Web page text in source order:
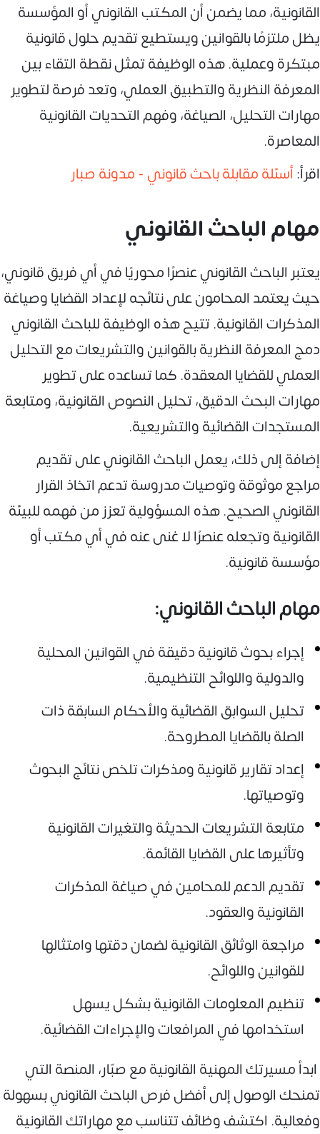
القانونية، مما يضمن أن المكتب القانوني أو المؤسسة
يظل ملتزمًا بالقوانين ويستطيع تقديم حلول قانونية
مبتكرة وعملية. هذه الوظيفة تمثل نقطة التقاء بين
المعرفة النظرية والتطبيق العملي، وتعد فرصة لتطوير
مهارات التحليل، الصياغة، وفهم التحديات القانونية
المعاصرة.
اقرأ:أسئلة مقابلة باحث قانوني - مدونة صبار
مهام الباحث القانوني
يعتبر الباحث القانوني عنصرًا محوريًا في أي فريق قانوني،
حيث يعتمد المحامون على نتائجه لإعداد القضايا وصياغة
المذكرات القانونية. تتيح هذه الوظيفة للباحث القانوني
دمج المعرفة النظرية بالقوانين والتشريعات مع التحليل
العملي للقضايا المعقدة. كما تساعده على تطوير
مهارات البحث الدقيق، تحليل النصوص القانونية، ومتابعة
المستجدات القضائية والتشريعية.
إضافة إلى ذلك، يعمل الباحث القانوني على تقديم
مراجع موثوقة وتوصيات مدروسة تدعم اتخاذ القرار
القانوني الصحيح. هذه المسؤولية تعزز من فهمه للبيئة
القانونية وتجعله عنصرًا لا غنى عنه في أي مكتب أو
مؤسسة قانونية.
مهام الباحث القانوني:
إجراء بحوث قانونية دقيقة في القوانين المحلية
والدولية واللوائح التنظيمية.
تحليل السوابق القضائية والأحكام السابقة ذات
الصلة بالقضايا المطروحة.
إعداد تقارير قانونية ومذكرات تلخص نتائج البحوث
وتوصياتها.
متابعة التشريعات الحديثة والتغيرات القانونية
وتأثيرها على القضايا القائمة.
تقديم الدعم للمحامين في صياغة المذكرات
القانونية والعقود.
مراجعة الوثائق القانونية لضمان دقتها وامتثالها
للقوانين واللوائح.
تنظيم المعلومات القانونية بشكل يسهل
استخدامها في المرافعات والإجراءات القضائية.
ابدأ مسيرتك المهنية القانونية مع صبّار، المنصة التي
تمنحك الوصول إلى أفضل فرص الباحث القانوني بسهولة
وفعالية. اكتشف وظائف تتناسب مع مهاراتك القانونية